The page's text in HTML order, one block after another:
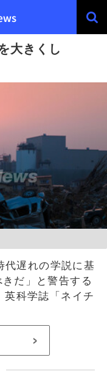
大きくし
代遅れの学説に基
だ」と警告する
科学誌「ネイチ
>